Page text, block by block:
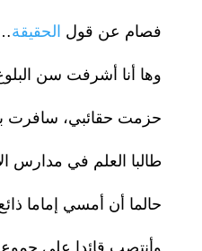
فصام عن قول الحقيقة
وها أنا أشرفت سن
حزمت حقائبي، سافرت
طالبا العلم في مدارس
حالما أن أمسي إماما
وأنتصب قائدا على